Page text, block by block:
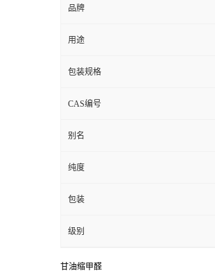
品牌
用途
包装规格
CAS编号
别名
纯度
包装
级别
甘油缩甲醛